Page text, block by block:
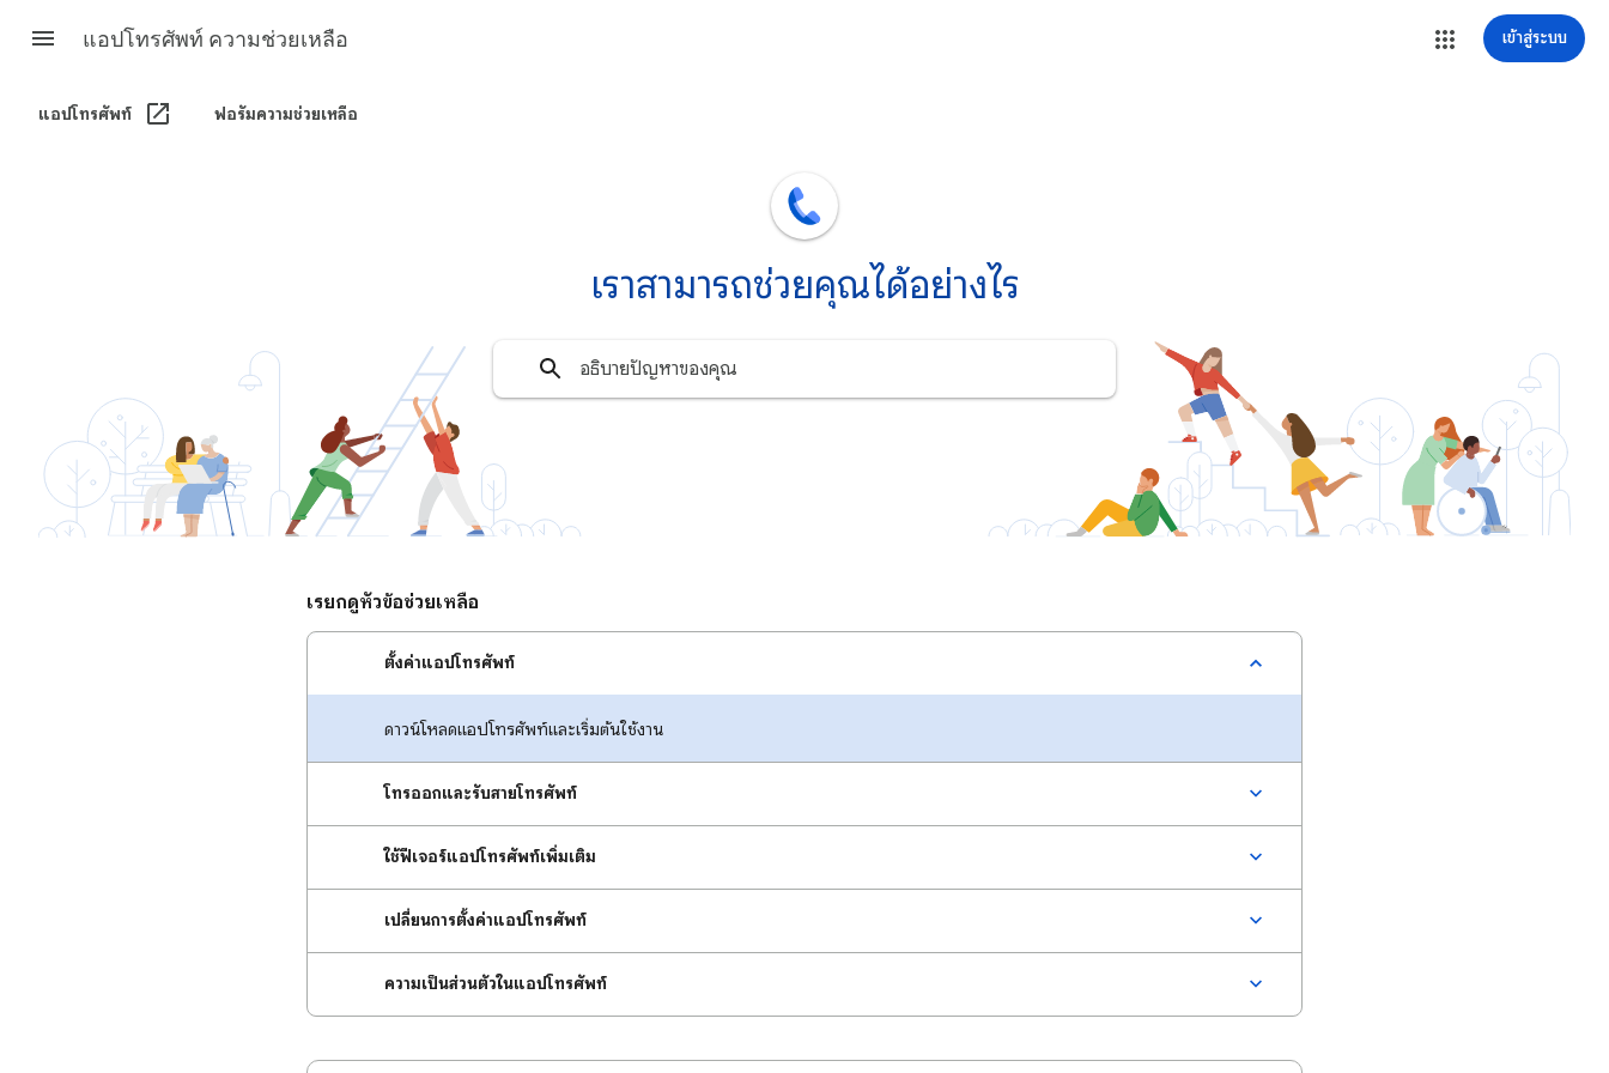
แอปโทรศัพท์ ความช่วยเหลือ เข้าสู่ระบบ
แอปโทรศัพท์ ฟอรัมความช่วยเหลือ
เราสามารถช่วยคุณได้อย่างไร
เรียกดูหัวข้อช่วยเหลือ
ตั้งค่าแอปโทรศัพท์
ดาวน์โหลดแอปโทรศัพท์และเริ่มต้นใช้งาน
โทรออกและรับสายโทรศัพท์
ใช้ฟีเจอร์แอปโทรศัพท์เพิ่มเติม
เปลี่ยนการตั้งค่าแอปโทรศัพท์
ความเป็นส่วนตัวในแอปโทรศัพท์